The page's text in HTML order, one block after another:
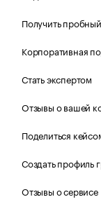
Получить
Корпоративная
Стать экспертом
Отзывы о вашей
Поделиться
Создать профиль
Отзывы о сервисе